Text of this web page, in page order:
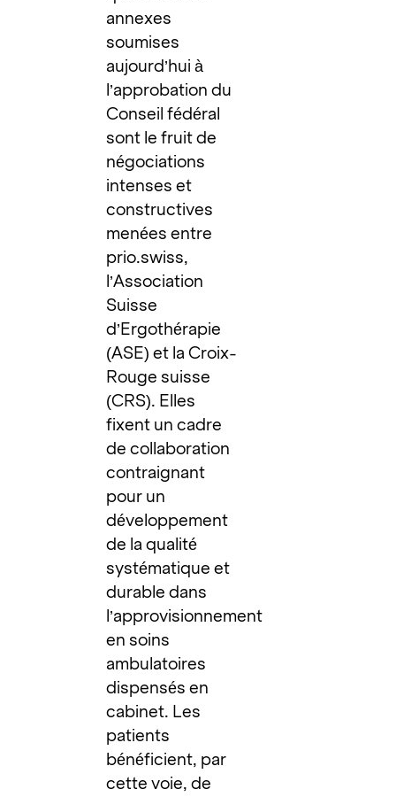
annexes
soumises
aujourd’hui à
l’approbation du
Conseil fédéral
sont le fruit de
négociations
intenses et
constructives
menées entre
prio.swiss,
l’Association
Suisse
d’Ergothérapie
(ASE) et la Croix-
Rouge suisse
(CRS). Elles
fixent un cadre
de collaboration
contraignant
pour un
développement
de la qualité
systématique et
durable dans
l’approvisionnement
en soins
ambulatoires
dispensés en
cabinet. Les
patients
bénéficient, par
cette voie, de